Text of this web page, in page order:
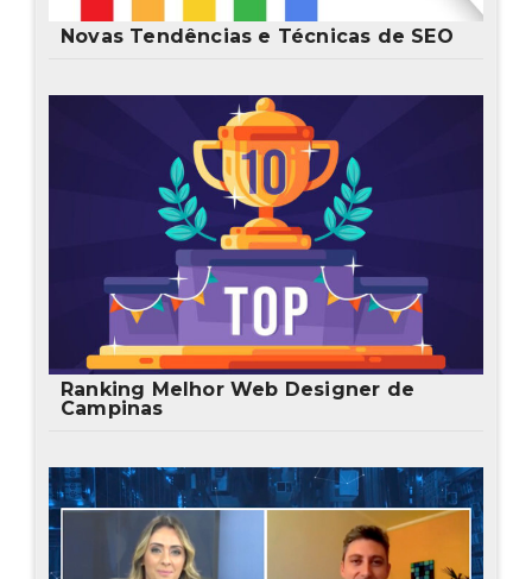
Novas Tendências e Técnicas de SEO
Ranking Melhor Web Designer de
Campinas